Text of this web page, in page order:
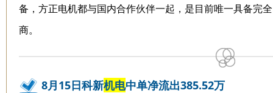
备，方正电机都与国内合作伙伴一起，是目前唯一具备完
商。
8月15日科新机电中单净流出385.52万